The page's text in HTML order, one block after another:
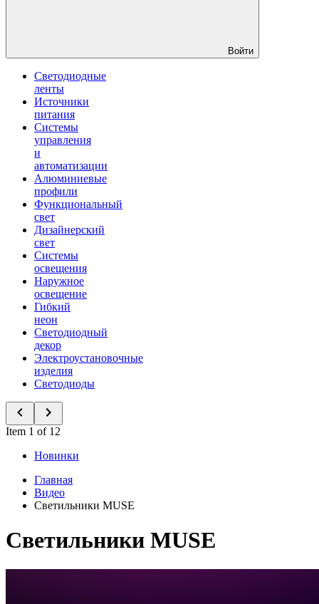
Войти
Светодиодные
ленты
Источники
питания
Системы
управления
и
автоматизации
Алюминиевые
профили
Функциональный
свет
Дизайнерский
свет
Системы
освещения
Наружное
освещение
Гибкий
неон
Светодиодный
декор
Электроустановочные
изделия
Светодиоды
Item 1 of 12
Новинки
Главная
Видео
Светильники MUSE
Светильники MUSE